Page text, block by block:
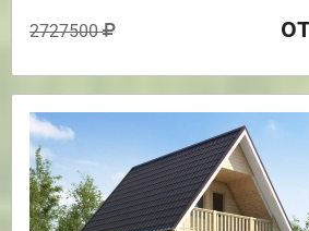
2727500